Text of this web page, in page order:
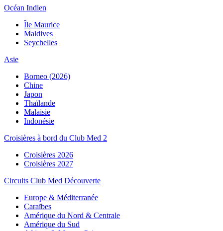
Océan Indien
Île Maurice
Maldives
Seychelles
Asie
Borneo (2026)
Chine
Japon
Thaïlande
Malaisie
Indonésie
Croisières à bord du Club Med 2
Croisières 2026
Croisières 2027
Circuits Club Med Découverte
Europe & Méditerranée
Caraïbes
Amérique du Nord & Centrale
Amérique du Sud